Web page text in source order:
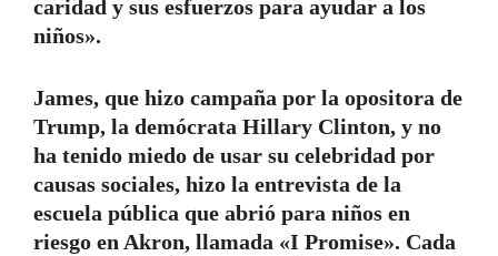
caridad y sus esfuerzos para ayudar a los
niños».
James, que hizo campaña por la opositora de
Trump, la demócrata Hillary Clinton, y no
ha tenido miedo de usar su celebridad por
causas sociales, hizo la entrevista de la
escuela pública que abrió para niños en
riesgo en Akron, llamada «I Promise». Cada